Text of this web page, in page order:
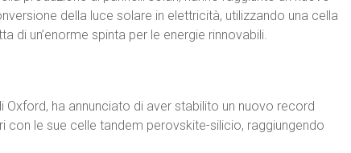
della luce solare in elettricità, utilizzando una cella
di un’enorme spinta per le energie rinnovabili.
Oxford, ha annunciato di aver stabilito un nuovo record
con le sue celle tandem perovskite-silicio, raggiungendo